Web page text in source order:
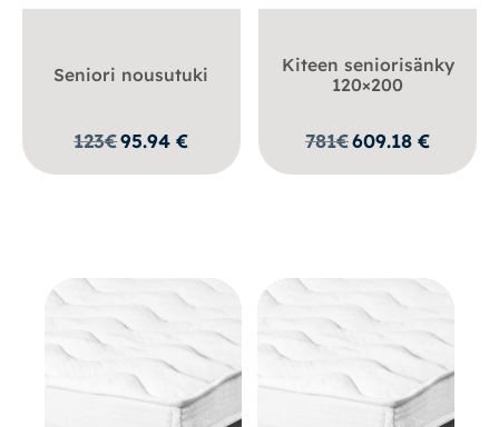
Seniori nousutuki
123€95.94€
Kiteen seniorisänky
120×200
781€609.18€